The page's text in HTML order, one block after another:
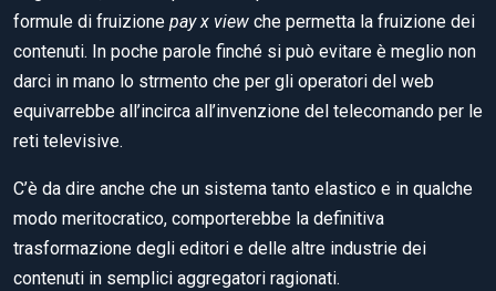
formule di fruizione pay x view che permetta la fruizione dei
contenuti. In poche parole finché si può evitare è meglio non
darci in mano lo strmento che per gli operatori del web
equivarrebbe all’incirca all’invenzione del telecomando per le
reti televisive.
C’è da dire anche che un sistema tanto elastico e in qualche
modo meritocratico, comporterebbe la definitiva
trasformazione degli editori e delle altre industrie dei
contenuti in semplici aggregatori ragionati.